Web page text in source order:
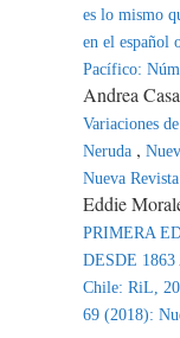
es lo mismo
en el español
Pacífico:
Andrea
Variaciones
Neruda ,
Nueva
Eddie
PRIMERA
DESDE 1863
Chile: RiL,
69 (2018):